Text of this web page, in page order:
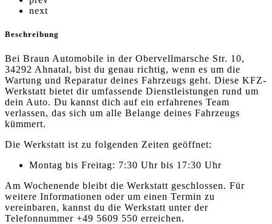
next
Beschreibung
Bei Braun Automobile in der Obervellmarsche Str. 10,
34292 Ahnatal, bist du genau richtig, wenn es um die
Wartung und Reparatur deines Fahrzeugs geht. Diese KFZ-
Werkstatt bietet dir umfassende Dienstleistungen rund um
dein Auto. Du kannst dich auf ein erfahrenes Team
verlassen, das sich um alle Belange deines Fahrzeugs
kümmert.
Die Werkstatt ist zu folgenden Zeiten geöffnet:
Montag bis Freitag: 7:30 Uhr bis 17:30 Uhr
Am Wochenende bleibt die Werkstatt geschlossen. Für
weitere Informationen oder um einen Termin zu
vereinbaren, kannst du die Werkstatt unter der
Telefonnummer +49 5609 550 erreichen.